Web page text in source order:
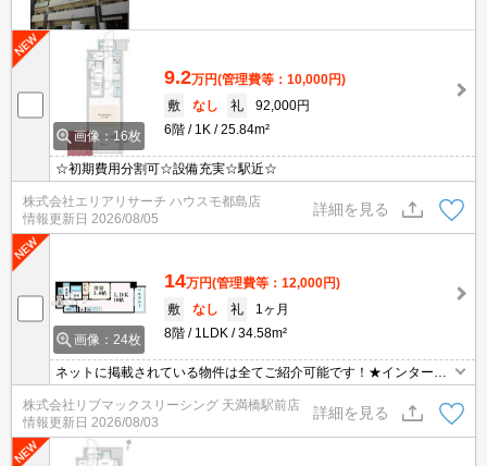
画像：16枚
9.2万円(管理費等：10,000円)
敷
なし 礼
92,000円
6階
1K 25.84m²
☆初期費用分割可☆設備充実☆駅近☆
株式会社エリアリサーチ ハウスモ都島店
情報更新日 2026/08/05
詳細を見る
画像：24枚
14万円(管理費等：12,000円)
敷
なし 礼
1ヶ月
8階
1LDK 34.58m²
ネットに掲載されている物件は全てご紹介可能です！★インターネ
ット・Wi-Fi無料★初期費用クレジット決済可能★ミストサウナ、浴
室TV、床暖房等、充実の設備です♪設備充実の高級賃貸マンション
です♪
株式会社リブマックスリーシング 天満橋駅前店
情報更新日 2026/08/03
詳細を見る